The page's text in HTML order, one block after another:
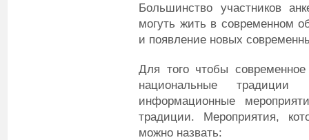
Большинство участников
могуть жить в современном
и появление новых
Для того чтобы
национальные традиции
информационные
традиции. Мероприятия,
можно назвать: